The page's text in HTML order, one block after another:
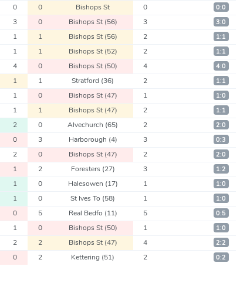
0 0 Bishops St 0 0:0
3 0 Bishops St (56) 3 3:0
1 1 Bishops St (56) 2 1:1
1 1 Bishops St (52) 2 1:1
4 0 Bishops St (50) 4 4:0
1 1 Stratford (36) 2 1:1
1 0 Bishops St (47) 1 1:0
1 1 Bishops St (47) 2 1:1
2 0 Alvechurch (65) 2 2:0
0 3 Harborough (4) 3 0:3
2 0 Bishops St (47) 2 2:0
1 2 Foresters (27) 3 1:2
1 0 Halesowen (17) 1 1:0
1 0 St Ives To (58) 1 1:0
0 5 Real Bedfo (11) 5 0:5
1 0 Bishops St (50) 1 1:0
2 2 Bishops St (47) 4 2:2
0 2 Kettering (51) 2 0:2